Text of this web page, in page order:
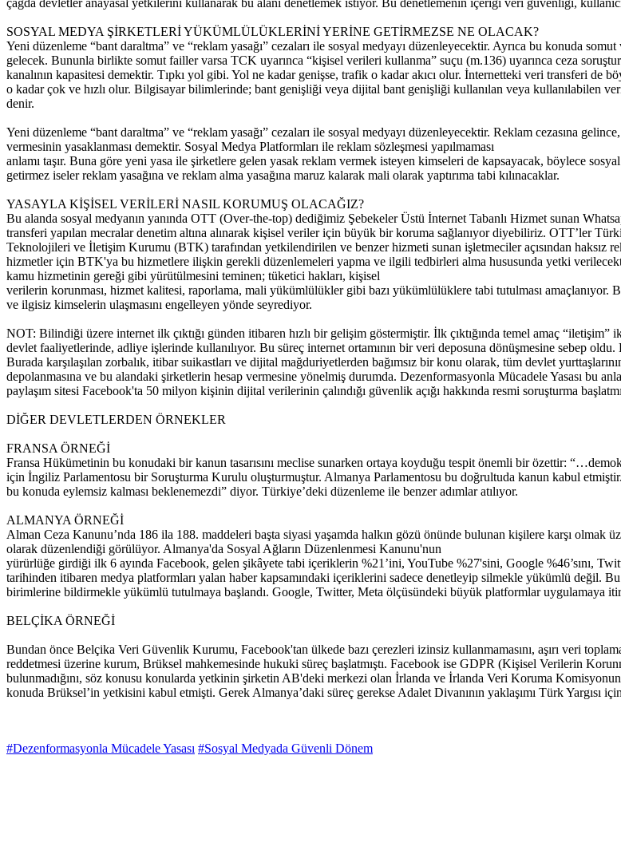
SOSYAL MEDYA ŞİRKETLERİ YÜKÜMLÜLÜKLERİNİ YERİNE GETİRMEZSE NE OLACAK?
Yeni düzenleme “bant daraltma” ve “reklam yasağı” cezaları ile sosyal medyayı düzenleyecektir. Ayrıca bu konuda
gelecek. Bununla birlikte somut failler varsa TCK uyarınca “kişisel verileri kullanma” suçu (m.136) uyarınca ceza
kanalının kapasitesi demektir. Tıpkı yol gibi. Yol ne kadar genişse, trafik o kadar akıcı olur. İnternetteki veri transferi
o kadar çok ve hızlı olur. Bilgisayar bilimlerinde; bant genişliği veya dijital bant genişliği kullanılan veya kullanılabilen
denir.
Yeni düzenleme “bant daraltma” ve “reklam yasağı” cezaları ile sosyal medyayı düzenleyecektir. Reklam cezasına
vermesinin yasaklanması demektir. Sosyal Medya Platformları ile reklam sözleşmesi yapılmaması
anlamı taşır. Buna göre yeni yasa ile şirketlere gelen yasak reklam vermek isteyen kimseleri de kapsayacak, böylece
getirmez iseler reklam yasağına ve reklam alma yasağına maruz kalarak mali olarak yaptırıma tabi kılınacaklar.
YASAYLA KİŞİSEL VERİLERİ NASIL KORUMUŞ OLACAĞIZ?
Bu alanda sosyal medyanın yanında OTT (Over-the-top) dediğimiz Şebekeler Üstü İnternet Tabanlı Hizmet sunan
transferi yapılan mecralar denetim altına alınarak kişisel veriler için büyük bir koruma sağlanıyor diyebiliriz. OTT’ler
Teknolojileri ve İletişim Kurumu (BTK) tarafından yetkilendirilen ve benzer hizmeti sunan işletmeciler açısından haksız
hizmetler için BTK'ya bu hizmetlere ilişkin gerekli düzenlemeleri yapma ve ilgili tedbirleri alma hususunda yetki
kamu hizmetinin gereği gibi yürütülmesini teminen; tüketici hakları, kişisel
verilerin korunması, hizmet kalitesi, raporlama, mali yükümlülükler gibi bazı yükümlülüklere tabi tutulması amaçlanıyor.
ve ilgisiz kimselerin ulaşmasını engelleyen yönde seyrediyor.
NOT: Bilindiği üzere internet ilk çıktığı günden itibaren hızlı bir gelişim göstermiştir. İlk çıktığında temel amaç “iletişim”
devlet faaliyetlerinde, adliye işlerinde kullanılıyor. Bu süreç internet ortamının bir veri deposuna dönüşmesine sebep
Burada karşılaşılan zorbalık, itibar suikastları ve dijital mağduriyetlerden bağımsız bir konu olarak, tüm devlet
depolanmasına ve bu alandaki şirketlerin hesap vermesine yönelmiş durumda. Dezenformasyonla Mücadele Yasası bu
paylaşım sitesi Facebook'ta 50 milyon kişinin dijital verilerinin çalındığı güvenlik açığı hakkında resmi soruşturma
DİĞER DEVLETLERDEN ÖRNEKLER
FRANSA ÖRNEĞİ
Fransa Hükümetinin bu konudaki bir kanun tasarısını meclise sunarken ortaya koyduğu tespit önemli bir özettir:
için İngiliz Parlamentosu bir Soruşturma Kurulu oluşturmuştur. Almanya Parlamentosu bu doğrultuda kanun kabul
bu konuda eylemsiz kalması beklenemezdi” diyor. Türkiye’deki düzenleme ile benzer adımlar atılıyor.
ALMANYA ÖRNEĞİ
Alman Ceza Kanunu’nda 186 ila 188. maddeleri başta siyasi yaşamda halkın gözü önünde bulunan kişilere karşı olmak
olarak düzenlendiği görülüyor. Almanya'da Sosyal Ağların Düzenlenmesi Kanunu'nun
yürürlüğe girdiği ilk 6 ayında Facebook, gelen şikâyete tabi içeriklerin %21’ini, YouTube %27'sini, Google %46’sını,
tarihinden itibaren medya platformları yalan haber kapsamındaki içeriklerini sadece denetleyip silmekle yükümlü değil.
birimlerine bildirmekle yükümlü tutulmaya başlandı. Google, Twitter, Meta ölçüsündeki büyük platformlar uygulamaya
BELÇİKA ÖRNEĞİ
Bundan önce Belçika Veri Güvenlik Kurumu, Facebook'tan ülkede bazı çerezleri izinsiz kullanmamasını, aşırı veri
reddetmesi üzerine kurum, Brüksel mahkemesinde hukuki süreç başlatmıştı. Facebook ise GDPR (Kişisel Verilerin
bulunmadığını, söz konusu konularda yetkinin şirketin AB'deki merkezi olan İrlanda ve İrlanda Veri Koruma
konuda Brüksel’in yetkisini kabul etmişti. Gerek Almanya’daki süreç gerekse Adalet Divanının yaklaşımı Türk Yargısı
#Dezenformasyonla Mücadele Yasası #Sosyal Medyada Güvenli Dönem